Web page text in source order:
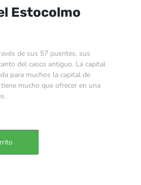
Estocolmo
de sus 57 puentes, sus
del casco antiguo. La capital
para muchos la capital de
mucho que ofrecer en una